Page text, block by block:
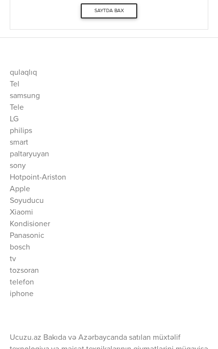
SAYTDA BAX
qulaqlıq
Tel
samsung
Tele
LG
philips
smart
paltaryuyan
sony
Hotpoint-Ariston
Apple
Soyuducu
Xiaomi
Kondisioner
Panasonic
bosch
tv
tozsoran
telefon
iphone
Ucuzu.az Bakıda və Azərbaycanda satılan müxtəlif